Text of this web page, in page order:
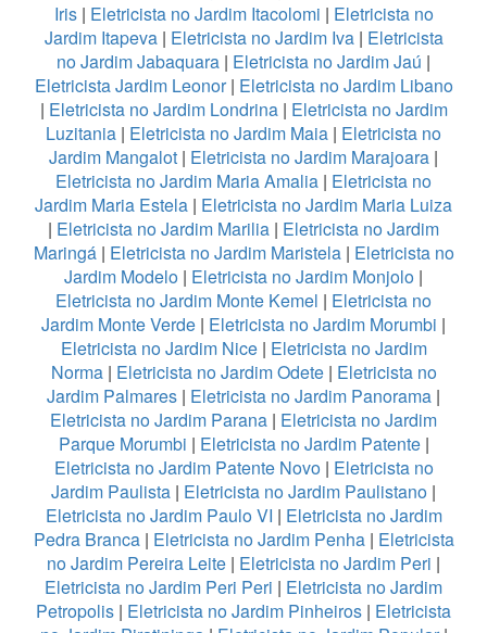
Iris| Eletricista no Jardim Itacolomi | Eletricista no
Jardim Itapeva| Eletricista no Jardim Iva| Eletricista
no Jardim Jabaquara | Eletricista no Jardim Jaú |
Eletricista Jardim Leonor| Eletricista no Jardim Libano
| Eletricista no Jardim Londrina| Eletricista no Jardim
Luzitania | Eletricista no Jardim Maia | Eletricista no
Jardim Mangalot | Eletricista no Jardim Marajoara |
Eletricista no Jardim Maria Amalia | Eletricista no
Jardim Maria Estela | Eletricista no Jardim Maria Luiza
| Eletricista no Jardim Marilia | Eletricista no Jardim
Maringá| Eletricista no Jardim Maristela| Eletricista no
Jardim Modelo | Eletricista no Jardim Monjolo |
Eletricista no Jardim Monte Kemel | Eletricista no
Jardim Monte Verde | Eletricista no Jardim Morumbi |
Eletricista no Jardim Nice| Eletricista no Jardim
Norma| Eletricista no Jardim Odete| Eletricista no
Jardim Palmares | Eletricista no Jardim Panorama |
Eletricista no Jardim Parana | Eletricista no Jardim
Parque Morumbi | Eletricista no Jardim Patente|
Eletricista no Jardim Patente Novo| Eletricista no
Jardim Paulista | Eletricista no Jardim Paulistano |
Eletricista no Jardim Paulo VI | Eletricista no Jardim
Pedra Branca| Eletricista no Jardim Penha| Eletricista
no Jardim Pereira Leite | Eletricista no Jardim Peri |
Eletricista no Jardim Peri Peri | Eletricista no Jardim
Petropolis | Eletricista no Jardim Pinheiros | Eletricista